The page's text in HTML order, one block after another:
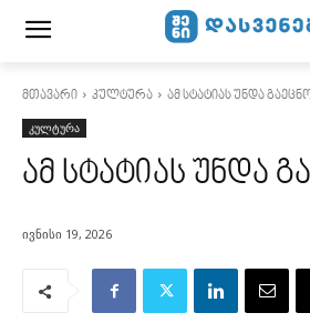
მთავარი კულტურა ამ სტატიას უნდა
კულტურა
ამ სტატიას უნდა
ივნისი 19, 2026